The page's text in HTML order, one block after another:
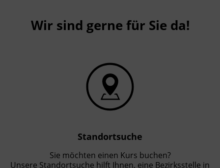
Wir sind gerne für Sie da!
Standortsuche
Sie möchten einen Kurs buchen?
Unsere Standortsuche hilft Ihnen, eine Bezirksstelle in